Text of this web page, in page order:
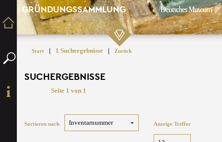
GRÜNDUNGSSAMMLUNG
Start | 1 Suchergebnisse | Zurück
SUCHERGEBNISSE
Seite 1 von 1
Sortieren nach Anzeige Treffer